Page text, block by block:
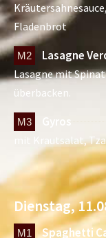
Fladenbrot
M2 Lasagne
Lasagne mit Spinat
überbacken.
M3 Gyros
mit Krautsalat,
Dienstag,
M1 Spaghetti